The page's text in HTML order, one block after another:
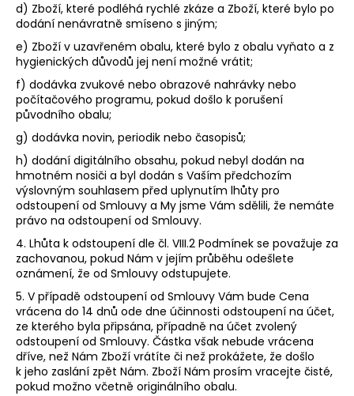
d) Zboží, které podléhá rychlé zkáze a Zboží, které bylo po
dodání nenávratně smíseno s jiným;
e) Zboží v uzavřeném obalu, které bylo z obalu vyňato a z
hygienických důvodů jej není možné vrátit;
f) dodávka zvukové nebo obrazové nahrávky nebo
počítačového programu, pokud došlo k porušení
původního obalu;
g) dodávka novin, periodik nebo časopisů;
h) dodání digitálního obsahu, pokud nebyl dodán na
hmotném nosiči a byl dodán s Vaším předchozím
výslovným souhlasem před uplynutím lhůty pro
odstoupení od Smlouvy a My jsme Vám sdělili, že nemáte
právo na odstoupení od Smlouvy.
4. Lhůta k odstoupení dle čl. VIII.2 Podmínek se považuje za
zachovanou, pokud Nám v jejím průběhu odešlete
oznámení, že od Smlouvy odstupujete.
5. V případě odstoupení od Smlouvy Vám bude Cena
vrácena do 14 dnů ode dne účinnosti odstoupení na účet,
ze kterého byla připsána, případně na účet zvolený
odstoupení od Smlouvy. Částka však nebude vrácena
dříve, než Nám Zboží vrátíte či než prokážete, že došlo
k jeho zaslání zpět Nám. Zboží Nám prosím vracejte čisté,
pokud možno včetně originálního obalu.